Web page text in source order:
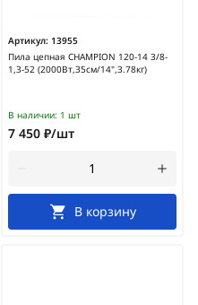
Артикул: 13955
Пила цепная CHAMPION 120-14 3/8-
1,3-52 (2000Вт,35см/14",3.78кг)
В наличии: 1 шт
7 450 ₽/шт
В корзину